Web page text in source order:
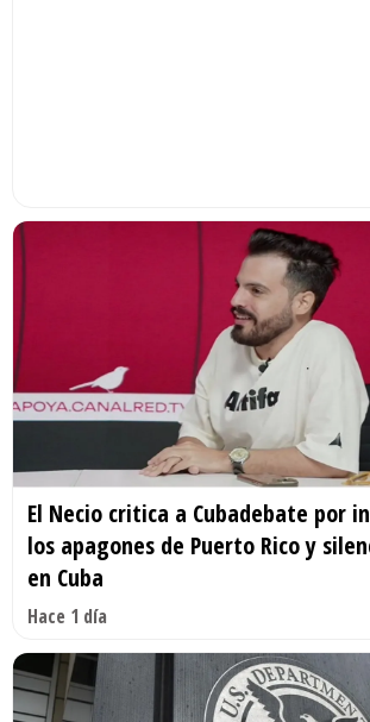
El Necio critica a Cubadebate por
los apagones de Puerto Rico y
en Cuba
Hace 1 día